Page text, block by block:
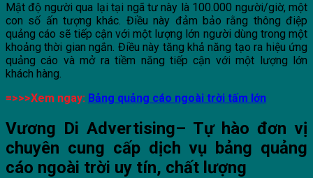
Mật độ người qua lại tại ngã tư này là 100.000 người/giờ, một
con số ấn tượng khác. Điều này đảm bảo rằng thông điệp
quảng cáo sẽ tiếp cận với một lượng lớn người dùng trong một
khoảng thời gian ngắn. Điều này tăng khả năng tạo ra hiệu ứng
quảng cáo và mở ra tiềm năng tiếp cận với một lượng lớn
khách hàng.
=>>>Xem ngay: Bảng quảng cáo ngoài trời tấm lớn
Vương Di Advertising– Tự hào đơn vị
chuyên cung cấp dịch vụ bảng quảng
cáo ngoài trời uy tín, chất lượng